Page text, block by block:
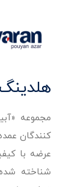
هلدینگ
مجموعه
کنندگان
عرضه با